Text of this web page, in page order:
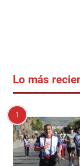
Lo más
1